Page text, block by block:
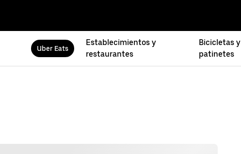
Uber Eats
Establecimientos y
restaurantes
Bicicletas y
patinetes